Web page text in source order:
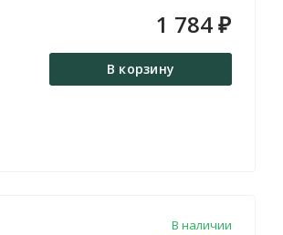
1 784 ₽
В корзину
В наличии